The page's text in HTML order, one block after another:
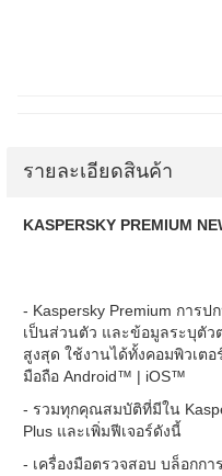
รายละเอียดสินค้า
KASPERSKY PREMIUM
- Kaspersky Premium การ
เป็นส่วนตัว และข้อมูลระบุตั
สูงสุด ใช้งานได้ทั้งคอมพิวเต
มือถือ Android™ | iOS™
- รวมทุกคุณสมบัติที่มีใน
Plus และเพิ่มฟีเจอร์ดังนี้
- เครื่องมือตรวจสอบ บล็อกก